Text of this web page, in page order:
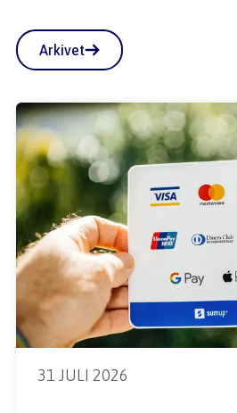
Arkivet
31 JULI 2026